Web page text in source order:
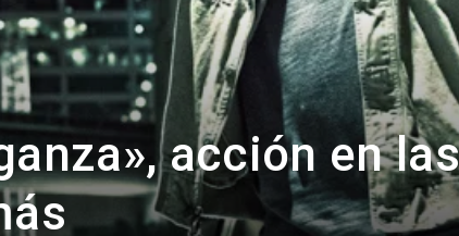
Para
Cinéfilos
acción en las